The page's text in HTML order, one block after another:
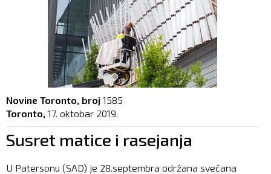
Novine Toronto, broj 1585
Toronto, 17. oktobar 2019.
Susret matice i rasejanja
U Patersonu (SAD) je 28.septembra održana svečana